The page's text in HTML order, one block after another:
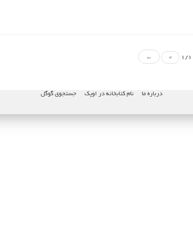
»
←
درباره ما نام کتابخانه در اوپک جستجوی گوگل